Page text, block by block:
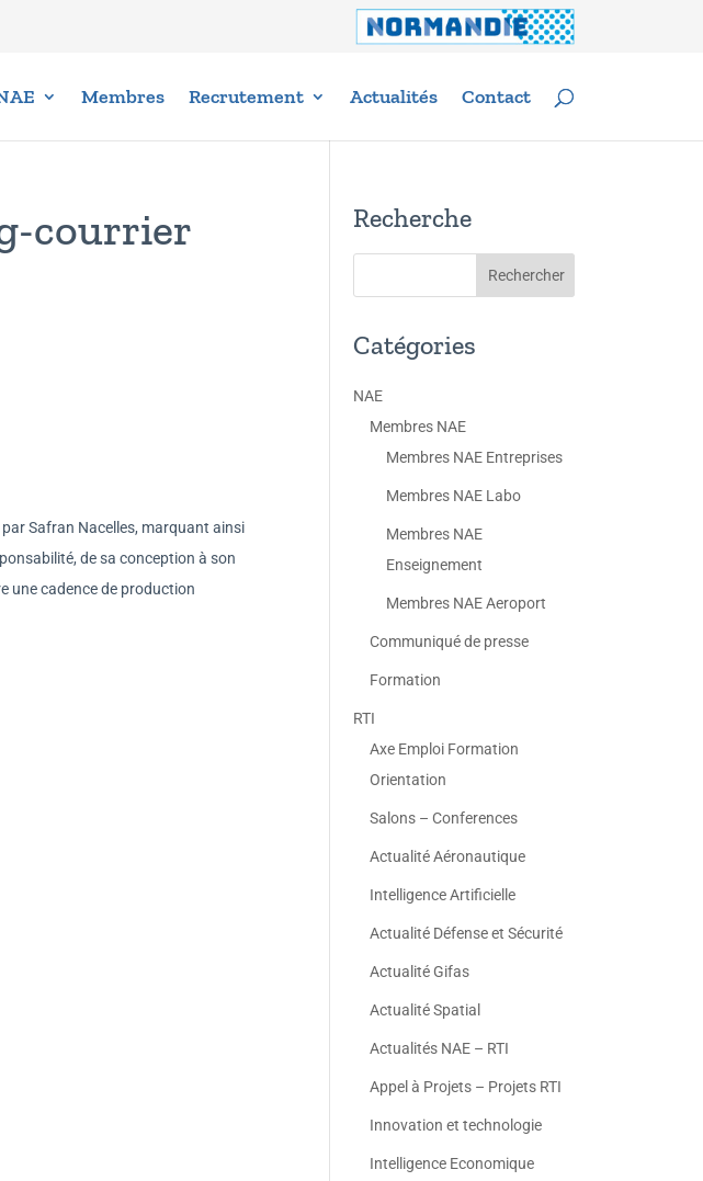
Membres Recrutement Actualités Contact
courrier
par Safran Nacelles, marquant ainsi
de sa conception à son
une cadence de production
Recherche
Catégories
NAE
Membres NAE
Membres NAE Entreprises
Membres NAE Labo
Membres NAE
Enseignement
Membres NAE Aeroport
Communiqué de presse
Formation
RTI
Axe Emploi Formation
Orientation
Salons – Conferences
Actualité Aéronautique
Intelligence Artificielle
Actualité Défense et Sécurité
Actualité Gifas
Actualité Spatial
Actualités NAE – RTI
Appel à Projets – Projets RTI
Innovation et technologie
Intelligence Economique